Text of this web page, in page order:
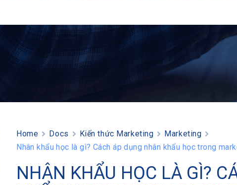
Home Docs Kiến thức Marketing
Marketing
Nhân khẩu học là gì? Cách áp dụng nhân khẩu học trong
NHÂN KHẨU HỌC LÀ GÌ?